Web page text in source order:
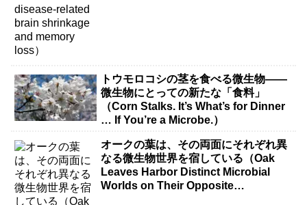
トウモロコシの茎を食べる微生物――
微生物にとっての新たな「食料」
（Corn Stalks. It’s What’s for Dinner
… If You’re a Microbe.）
オークの葉は、その両面にそれぞれ異
なる微生物世界を宿している（Oak
Leaves Harbor Distinct Microbial
Worlds on Their Opposite